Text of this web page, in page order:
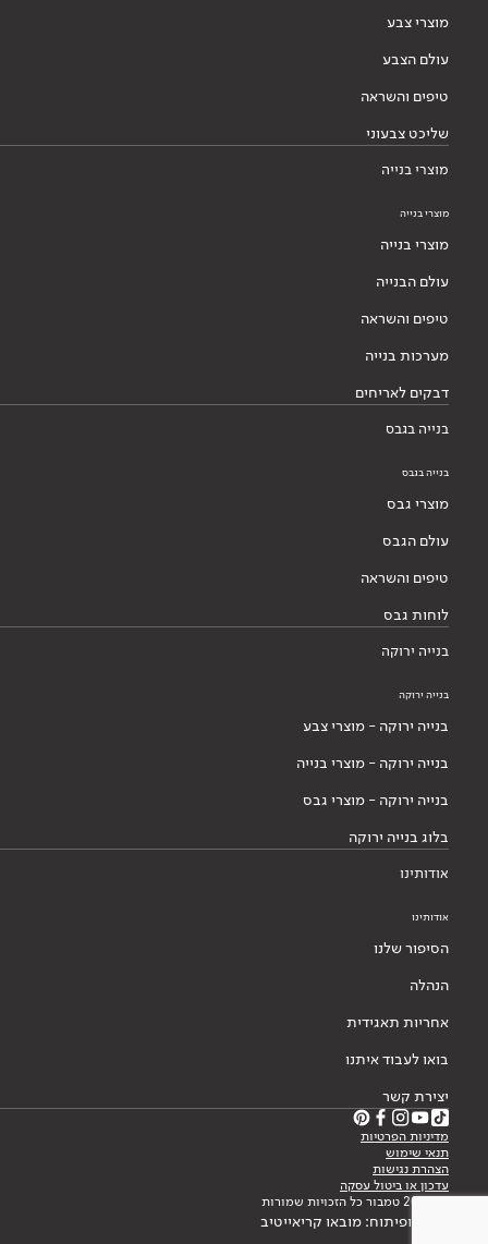
מוצרי צבע
עולם הצבע
טיפים והשראה
שליכט צבעוני
מוצרי בנייה
מוצרי בנייה
מוצרי בנייה
עולם הבנייה
טיפים והשראה
מערכות בנייה
דבקים לאריחים
בנייה בגבס
בנייה בגבס
מוצרי גבס
עולם הגבס
טיפים והשראה
לוחות גבס
בנייה ירוקה
בנייה ירוקה
בנייה ירוקה - מוצרי צבע
בנייה ירוקה - מוצרי בנייה
בנייה ירוקה - מוצרי גבס
בלוג בנייה ירוקה
אודותינו
אודותינו
הסיפור שלנו
הנהלה
אחריות תאגידית
בואו לעבוד איתנו
יצירת קשר
מדיניות הפרטיות
תנאי שימוש
הצהרת נגישות
עדכון או ביטול עסקה
© 2026 טמבור כל הזכויות שמורות
עיצוב ופיתוח: מובאו קריאייטיב